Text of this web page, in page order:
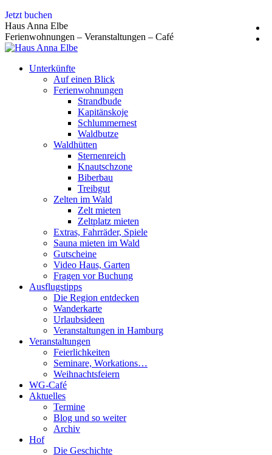
Zum
Inhalt
springen
Jetzt buchen
Haus Anna Elbe
Ferienwohnungen – Veranstaltungen – Café
Unterkünfte
Auf einen Blick
Ferienwohnungen
Strandbude
Kapitänskoje
Schlummernest
Waldbutze
Waldhütten
Sternenreich
Knautschzone
Biberbau
Treibgut
Zelten im Wald
Zelt mieten
Zeltplatz mieten
Extras, Fahrräder, Spiele
Sauna mieten im Wald
Gutscheine
Video Haus, Garten
Fragen vor Buchung
Ausflugstipps
Die Region entdecken
Wanderkarte
Urlaubsideen
Veranstaltungen in Hamburg
Veranstaltungen
Feierlichkeiten
Seminare, Workations…
Weihnachtsfeiern
WG-Café
Aktuelles
Termine
Blog und so weiter
Archiv
Hof
Die Geschichte